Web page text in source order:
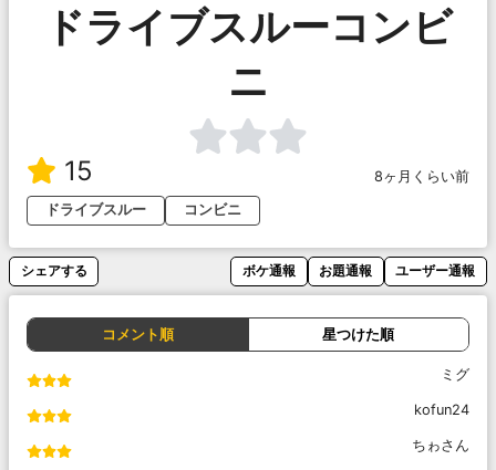
ドライブスルーコンビ
ニ
15
8ヶ月くらい前
ドライブスルー
コンビニ
シェアする ボケ通報 お題通報 ユーザー通報
コメント順 星つけた順
ミグ
kofun24
ちゎさん